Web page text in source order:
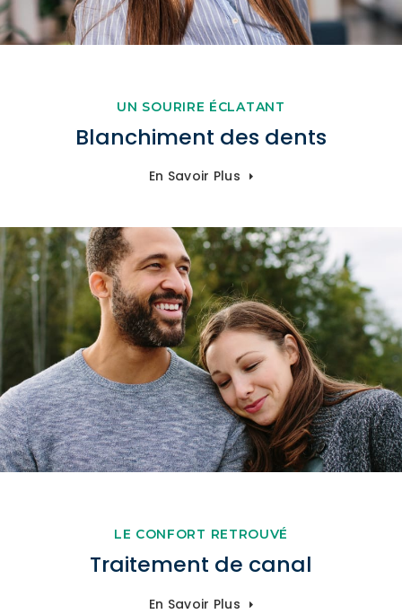
UN SOURIRE ÉCLATANT
Blanchiment des dents
En Savoir Plus
LE CONFORT RETROUVÉ
Traitement de canal
En Savoir Plus